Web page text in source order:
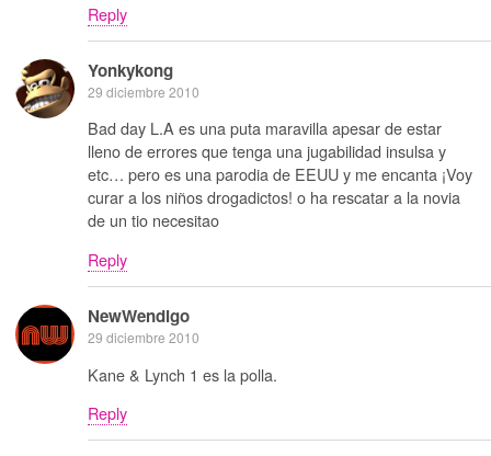
Reply
Yonkykong
29 diciembre 2010
Bad day L.A es una puta maravilla apesar de estar
lleno de errores que tenga una jugabilidad insulsa y
etc… pero es una parodia de EEUU y me encanta ¡Voy
curar a los niños drogadictos! o ha rescatar a la novia
de un tio necesitao
Reply
NewWendigo
29 diciembre 2010
Kane & Lynch 1 es la polla.
Reply